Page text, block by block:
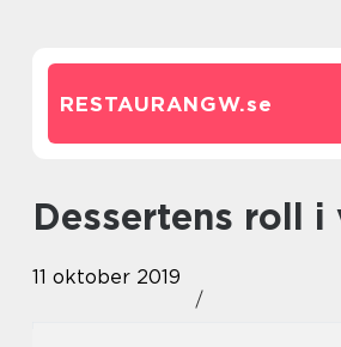
RESTAURANGW.se
Dessertens roll
11 oktober 2019